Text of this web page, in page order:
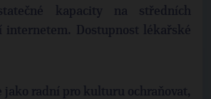
kapacity na středních
internetem. Dostupnost lékařské
jako radní pro kulturu ochraňovat,